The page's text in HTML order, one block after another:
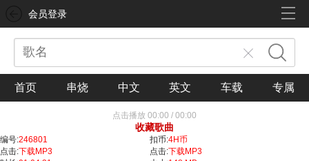
会员登录
首页 串烧 中文 英文 车载 专属
点击播放 00:00 / 00:00
收藏歌曲
编号:246801 扣币:4H币
点击:下载MP3 点击:下载MP3